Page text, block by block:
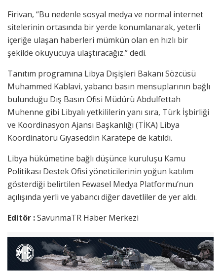
Firivan, “Bu nedenle sosyal medya ve normal internet
sitelerinin ortasında bir yerde konumlanarak, yeterli
içeriğe ulaşan haberleri mümkün olan en hızlı bir
şekilde okuyucuya ulaştıracağız.” dedi.
Tanıtım programına Libya Dışişleri Bakanı Sözcüsü
Muhammed Kablavi, yabancı basın mensuplarının bağlı
bulunduğu Dış Basın Ofisi Müdürü Abdulfettah
Muhenne gibi Libyalı yetkililerin yanı sıra, Türk İşbirliği
ve Koordinasyon Ajansı Başkanlığı (TİKA) Libya
Koordinatörü Gıyaseddin Karatepe de katıldı.
Libya hükümetine bağlı düşünce kuruluşu Kamu
Politikası Destek Ofisi yöneticilerinin yoğun katılım
gösterdiği belirtilen Fewasel Medya Platformu’nun
açılışında yerli ve yabancı diğer davetliler de yer aldı.
Editör :SavunmaTR Haber Merkezi